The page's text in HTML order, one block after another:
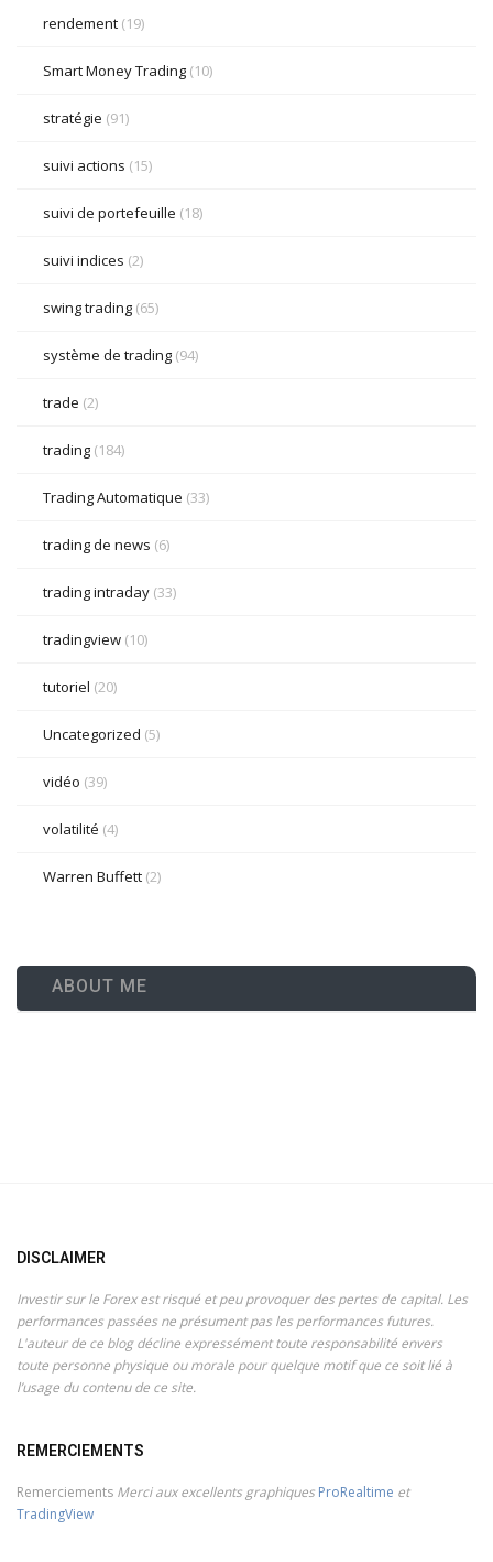
rendement (19)
Smart Money Trading (10)
stratégie (91)
suivi actions (15)
suivi de portefeuille (18)
suivi indices (2)
swing trading (65)
système de trading (94)
trade (2)
trading (184)
Trading Automatique (33)
trading de news (6)
trading intraday (33)
tradingview (10)
tutoriel (20)
Uncategorized (5)
vidéo (39)
volatilité (4)
Warren Buffett (2)
ABOUT ME
DISCLAIMER
Investir sur le Forex est risqué et peu provoquer des pertes de capital. Les
performances passées ne présument pas les performances futures.
L'auteur de ce blog décline expressément toute responsabilité envers
toute personne physique ou morale pour quelque motif que ce soit lié à
l’usage du contenu de ce site.
REMERCIEMENTS
Remerciements Merci aux excellents graphiques ProRealtime et
TradingView